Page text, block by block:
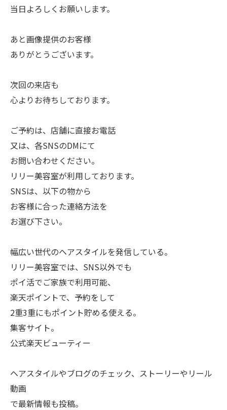
当日よろしくお願いします。
あと画像提供のお客様
ありがとうございます。
次回の来店も
心よりお待ちしております。
ご予約は、店舗に直接お電話
又は、各SNSのDMにて
お問い合わせください。
リリー美容室が利用しております。
SNSは、以下の物から
お客様に合った連絡方法を
お選び下さい。
幅広い世代のヘアスタイルを発信している。
リリー美容室では、SNS以外でも
ポイ活でご家族で利用可能、
楽天ポイントで、予約をして
2重3重にもポイント貯める使える。
集客サイト。
公式楽天ビューティー
ヘアスタイルやブログのチェック、ストーリーやリール
動画
で最新情報も投稿。